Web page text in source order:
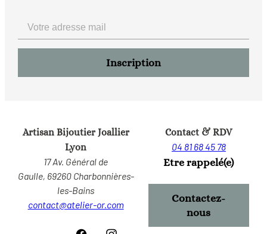
Artisan Bijoutier Joallier
Lyon
17 Av. Général de
Gaulle, 69260 Charbonnières-
les-Bains
contact@atelier-or.com
Contact & RDV
04 81 68 45 78
Etre rappelé(e)
Contactez-
nous